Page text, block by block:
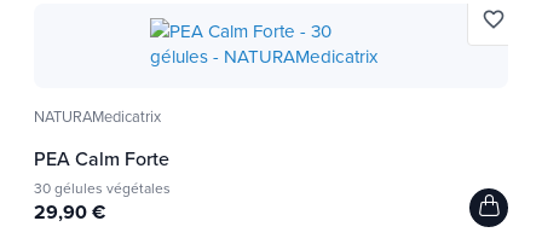
NATURAMedicatrix
PEA Calm Forte
30 gélules végétales
29,90 €
favorite_border